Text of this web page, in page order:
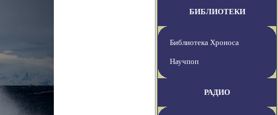
БИБЛИОТЕКИ
Библиотека Хроноса
Научпоп
РАДИО